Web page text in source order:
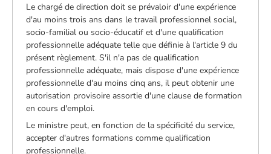
Le chargé de direction doit se prévaloir d'une expérience
d'au moins trois ans dans le travail professionnel social,
socio-familial ou socio-éducatif et d'une qualification
professionnelle adéquate telle que définie à l'article 9 du
présent règlement. S'il n'a pas de qualification
professionnelle adéquate, mais dispose d'une expérience
professionnelle d'au moins cinq ans, il peut obtenir une
autorisation provisoire assortie d'une clause de formation
en cours d'emploi.
Le ministre peut, en fonction de la spécificité du service,
accepter d'autres formations comme qualification
professionnelle.